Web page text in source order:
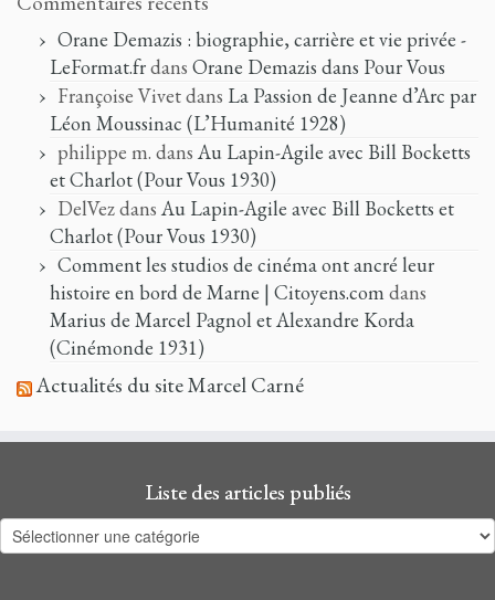
Orane Demazis : biographie, carrière et vie privée -
LeFormat.frdans Orane Demazis dans Pour Vous
Françoise Vivetdans La Passion de Jeanne d’Arc par
Léon Moussinac (L’Humanité 1928)
philippe m. dans Au Lapin-Agile avec Bill Bocketts
et Charlot (Pour Vous 1930)
DelVezdans Au Lapin-Agile avec Bill Bocketts et
Charlot (Pour Vous 1930)
Comment les studios de cinéma ont ancré leur
histoire en bord de Marne | Citoyens.comdans
Marius de Marcel Pagnol et Alexandre Korda
(Cinémonde 1931)
Actualités du site Marcel Carné
Liste des articles publiés
Liste
des